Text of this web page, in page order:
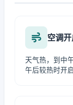
空调开
天气热，到中
午后较热时开